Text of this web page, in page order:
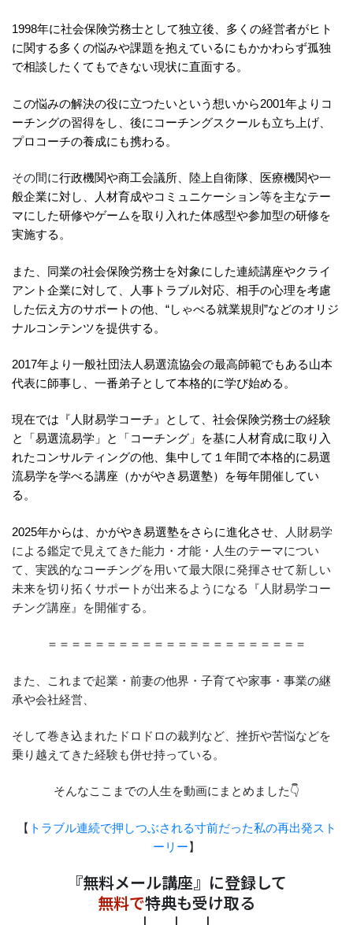
1998年に社会保険労務士として独立後、多くの経営者がヒト
に関する多くの悩みや課題を抱えているにもかかわらず孤独
で相談したくてもできない現状に直面する。
この悩みの解決の役に立つたいという想いから2001年よりコ
ーチングの習得をし、後にコーチングスクールも立ち上げ、
プロコーチの養成にも携わる。
その間に行政機関や商工会議所、陸上自衛隊、医療機関や一
般企業に対し、人材育成やコミュニケーション等を主なテー
マにした研修やゲームを取り入れた体感型や参加型の研修を
実施する。
また、同業の社会保険労務士を対象にした連続講座やクライ
アント企業に対して、人事トラブル対応、相手の心理を考慮
した伝え方のサポートの他、“しゃべる就業規則”などのオリジ
ナルコンテンツを提供する。
2017年より一般社団法人易選流協会の最高師範でもある山本
代表に師事し、一番弟子として本格的に学び始める。
現在では『人財易学コーチ』として、社会保険労務士の経験
と「易選流易学」と「コーチング」を基に人材育成に取り入
れたコンサルティングの他、集中して１年間で本格的に易選
流易学を学べる講座（かがやき易選塾）を毎年開催してい
る。
2025年からは、かがやき易選塾をさらに進化させ、
人財易学
による鑑定で見えてきた能力・才能・人生のテーマについ
て、実践的なコーチングを用いて最大限に発揮させて新しい
未来を切り拓くサポートが出来るようになる『人財易学コー
チング講座』を開催する。
＝＝＝＝＝＝＝＝＝＝＝＝＝＝＝＝＝＝＝＝＝＝
また、これまで起業・前妻の他界・子育てや家事・事業の継
承や会社経営、
そして巻き込まれたドロドロの裁判など、挫折や苦悩などを
乗り越えてきた経験も併せ持っている。
そんなここまでの人生を動画にまとめました👇
【 トラブル連続で押しつぶされる寸前だった私の再出発スト
ーリー】
『無料メール講座』に登録して
無料で特典も受け取る